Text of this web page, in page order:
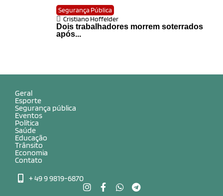
Segurança Pública
Cristiano Hoffelder
Dois trabalhadores morrem soterrados
após...
Geral
Esporte
Segurança pública
Eventos
Política
Saúde
Educação
Trânsito
Economia
Contato
+ 49 9 9819-6870